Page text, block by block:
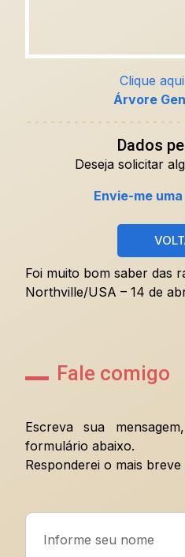
Clique
Árvore
Dados
Deseja solicitar
Envie-me
Foi muito bom saber das
Northville/USA – 14 de
Fale comigo
Escreva sua
formulário abaixo.
Responderei o mais